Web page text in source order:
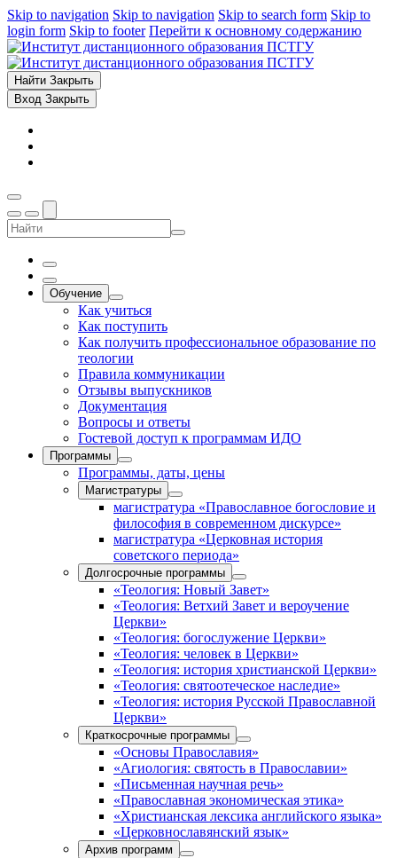
Skip to navigation Skip to navigation Skip to search form Skip to
login form Skip to footer Перейти к основному содержанию
Найти Закрыть
Вход Закрыть
Обучение
Как учиться
Как поступить
Как получить профессиональное образование по
теологии
Правила коммуникации
Отзывы выпускников
Документация
Вопросы и ответы
Гостевой доступ к программам ИДО
Программы
Программы, даты, цены
Магистратуры
магистратура «Православное богословие и
философия в современном дискурсе»
магистратура «Церковная история
советского периода»
Долгосрочные программы
«Теология: Новый Завет»
«Теология: Ветхий Завет и вероучение
Церкви»
«Теология: богослужение Церкви»
«Теология: человек в Церкви»
«Теология: история христианской Церкви»
«Теология: святоотеческое наследие»
«Теология: история Русской Православной
Церкви»
Краткосрочные программы
«Основы Православия»
«Агиология: святость в Православии»
«Письменная научная речь»
«Православная экономическая этика»
«Христианская лексика английского языка»
«Церковнославянский язык»
Архив программ